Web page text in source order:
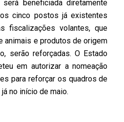
beneficiada diretamente
cinco postos já existentes
fiscalizações volantes, que
animais e produtos de origem
serão reforçadas. O Estado
em autorizar a nomeação
para reforçar os quadros de
no início de maio.